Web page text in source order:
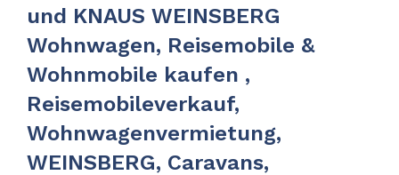
und KNAUS WEINSBERG
Wohnwagen, Reisemobile &
Wohnmobile kaufen ,
Reisemobileverkauf,
Wohnwagenvermietung,
WEINSBERG, Caravans,